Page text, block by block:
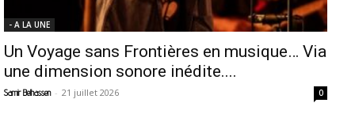
- A LA UNE
Un Voyage sans Frontières en musique… Via
une dimension sonore inédite....
Samir Belhassen - 21 juillet 2026 0